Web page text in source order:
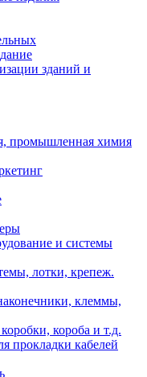
зданий и
промышленная химия
и системы
лотки, крепеж.
клеммы,
короба и т.д.
прокладки кабелей